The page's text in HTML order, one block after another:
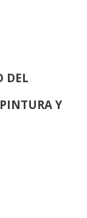
DEL
Y